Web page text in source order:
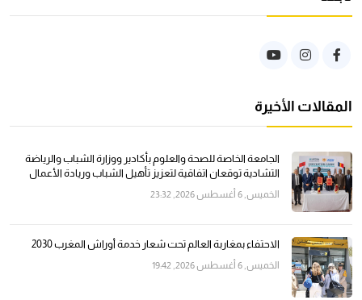
المقالات الأخيرة
الجامعة الخاصة للصحة والعلوم بأكادير ووزارة الشباب والرياضة
التشادية توقعان اتفاقية لتعزيز تأهيل الشباب وريادة الأعمال
الخميس, 6 أغسطس 2026, 23:32
الاحتفاء بمغاربة العالم تحت شعار خدمة أوراش المغرب 2030
الخميس, 6 أغسطس 2026, 19:42